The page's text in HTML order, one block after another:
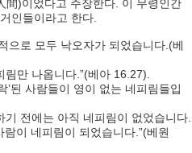
間)이었다고 주장한다. 이 무령인간
인들이라고 한다.
으로 모두 낙오자가 되었습니다.(베
만 나옵니다.”(베아 16.27).
’된 사람들이 영이 없는 네피림들입
전에는 아직 네피림이 없었습니다.
이 네피림이 되었습니다.”(베원